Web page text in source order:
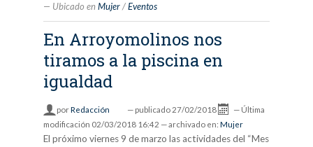
Ubicado en Mujer /Eventos
En Arroyomolinos nos
tiramos a la piscina en
igualdad
porRedacción — publicado 27/02/2018 — Última
modificación 02/03/2018 16:42 — archivado en: Mujer
El próximo viernes 9 de marzo las actividades del “Mes